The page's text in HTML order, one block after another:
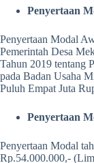
Penyertaan
Penyertaan Modal
Pemerintah Desa
Tahun 2019 tentang
pada Badan Usaha
Puluh Empat Juta
Penyertaan
Penyertaan Modal
Rp.54.000.000,-